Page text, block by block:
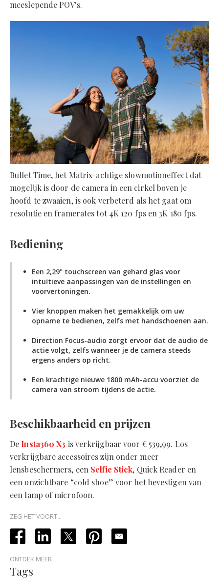
meeslepende POV's.
Bullet Time, het Matrix-achtige slowmotioneffect dat
mogelijk is door de camera in een cirkel boven je
hoofd te zwaaien, is ook verbeterd als het gaat om
resolutie en framerates tot 4K 120 fps en 3K 180 fps.
Bediening
Een 2,29" touchscreen van gehard glas voor
intuïtieve aanpassingen van de instellingen en
voorvertoningen.
Vier knoppen maken het gemakkelijk om uw
opname te bedienen, zelfs met handschoenen aan.
Direction Focus-audio zorgt ervoor dat de audio de
actie volgt, zelfs wanneer je de camera steeds
ergens anders op richt.
Een krachtige nieuwe 1800 mAh-accu voorziet de
camera van stroom tijdens de actie.
Beschikbaarheid en prijzen
De Insta360 X3 is verkrijgbaar voor € 539,99. Los
verkrijgbare accessoires zijn onder meer
lensbeschermers, een Selfie Stick, Quick Reader en
een onzichtbare “cold shoe” voor het bevestigen van
een lamp of microfoon.
ZEG HET VOORT...
ONTDEK MEER
Tags